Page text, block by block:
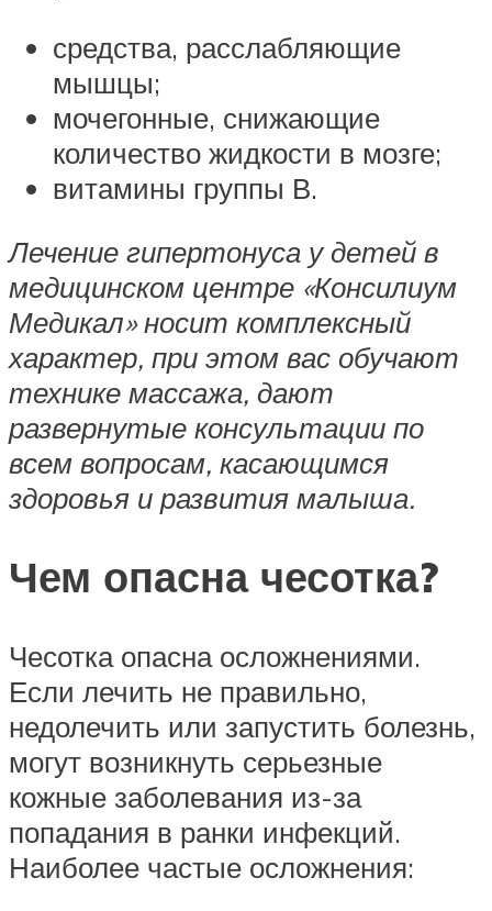
средства, расслабляющие
мышцы;
мочегонные, снижающие
количество жидкости в мозге;
витамины группы В.
Лечение гипертонуса у детей в
медицинском центре «Консилиум
Медикал» носит комплексный
характер, при этом вас обучают
технике массажа, дают
развернутые консультации по
всем вопросам, касающимся
здоровья и развития малыша.
Чем опасна чесотка?
Чесотка опасна осложнениями.
Если лечить не правильно,
недолечить или запустить болезнь,
могут возникнуть серьезные
кожные заболевания из-за
попадания в ранки инфекций.
Наиболее частые осложнения: